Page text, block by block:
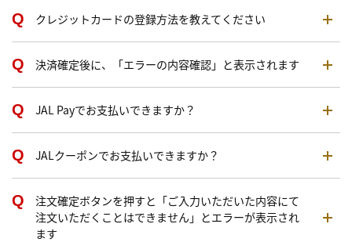
クレジットカードの登録方法を教えてください
決済確定後に、「エラーの内容確認」と表示されます
JAL Payでお支払いできますか？
JALクーポンでお支払いできますか？
注文確定ボタンを押すと「ご入力いただいた内容にて
注文いただくことはできません」とエラーが表示され
ます